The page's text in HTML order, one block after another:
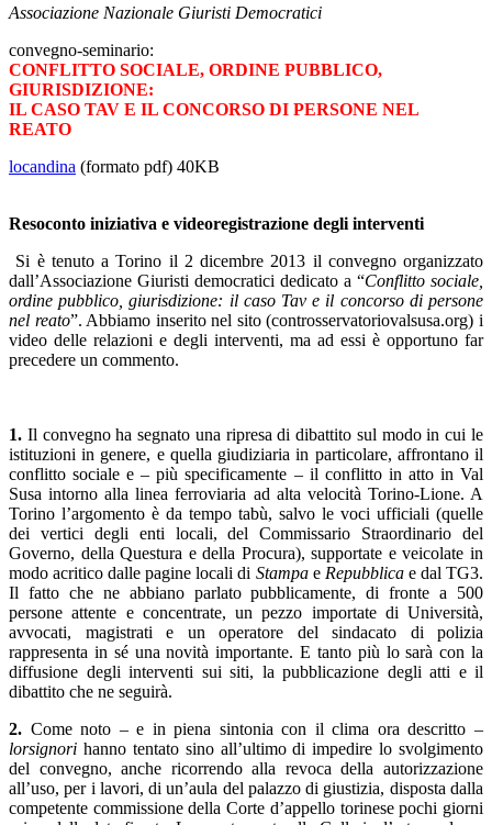
Associazione Nazionale Giuristi Democratici
convegno-seminario:
CONFLITTO SOCIALE, ORDINE PUBBLICO,
GIURISDIZIONE:
IL CASO TAV E IL CONCORSO DI PERSONE NEL
REATO
locandina (formato pdf) 40KB
Resoconto iniziativa e videoregistrazione degli interventi
Si è tenuto a Torino il 2 dicembre 2013 il convegno organizzato
dall’Associazione Giuristi democratici dedicato a “Conflitto sociale,
ordine pubblico, giurisdizione: il caso Tav e il concorso di persone
nel reato”. Abbiamo inserito nel sito (controsservatoriovalsusa.org) i
video delle relazioni e degli interventi, ma ad essi è opportuno far
precedere un commento.
1. Il convegno ha segnato una ripresa di dibattito sul modo in cui le
istituzioni in genere, e quella giudiziaria in particolare, affrontano il
conflitto sociale e – più specificamente – il conflitto in atto in Val
Susa intorno alla linea ferroviaria ad alta velocità Torino-Lione. A
Torino l’argomento è da tempo tabù, salvo le voci ufficiali (quelle
dei vertici degli enti locali, del Commissario Straordinario del
Governo, della Questura e della Procura), supportate e veicolate in
modo acritico dalle pagine locali di Stampae Repubblicae dal TG3.
Il fatto che ne abbiano parlato pubblicamente, di fronte a 500
persone attente e concentrate, un pezzo importate di Università,
avvocati, magistrati e un operatore del sindacato di polizia
rappresenta in sé una novità importante. E tanto più lo sarà con la
diffusione degli interventi sui siti, la pubblicazione degli atti e il
dibattito che ne seguirà.
2. Come noto – e in piena sintonia con il clima ora descritto –
lorsignori hanno tentato sino all’ultimo di impedire lo svolgimento
del convegno, anche ricorrendo alla revoca della autorizzazione
all’uso, per i lavori, di un’aula del palazzo di giustizia, disposta dalla
competente commissione della Corte d’appello torinese pochi giorni